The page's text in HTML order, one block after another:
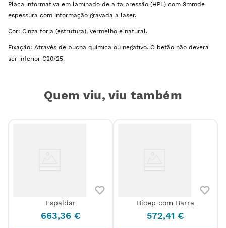
Placa informativa em laminado de alta pressão (HPL) com 9mmde
espessura com informação gravada a laser.
Cor: Cinza forja (estrutura), vermelho e natural.
Fixação: Através de bucha química ou negativo. O betão não deverá
ser inferior C20/25.
Quem viu, viu também
Espaldar
663,36 €
Bicep com Barra
572,41 €